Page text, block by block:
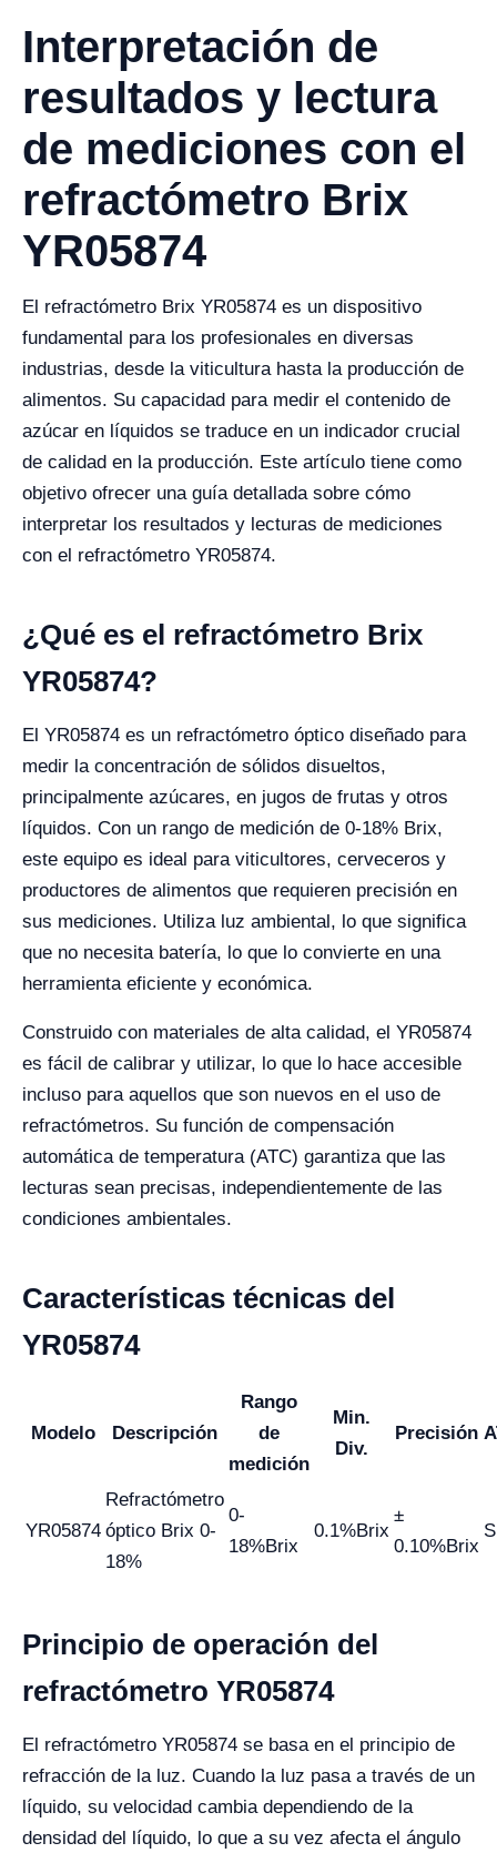
Interpretación de
resultados y lectura
de mediciones con el
refractómetro Brix
YR05874
El refractómetro Brix YR05874 es un dispositivo
fundamental para los profesionales en diversas
industrias, desde la viticultura hasta la producción de
alimentos. Su capacidad para medir el contenido de
azúcar en líquidos se traduce en un indicador crucial
de calidad en la producción. Este artículo tiene como
objetivo ofrecer una guía detallada sobre cómo
interpretar los resultados y lecturas de mediciones
con el refractómetro YR05874.
¿Qué es el refractómetro Brix
YR05874?
El YR05874 es un refractómetro óptico diseñado para
medir la concentración de sólidos disueltos,
principalmente azúcares, en jugos de frutas y otros
líquidos. Con un rango de medición de 0-18% Brix,
este equipo es ideal para viticultores, cerveceros y
productores de alimentos que requieren precisión en
sus mediciones. Utiliza luz ambiental, lo que significa
que no necesita batería, lo que lo convierte en una
herramienta eficiente y económica.
Construido con materiales de alta calidad, el YR05874
es fácil de calibrar y utilizar, lo que lo hace accesible
incluso para aquellos que son nuevos en el uso de
refractómetros. Su función de compensación
automática de temperatura (ATC) garantiza que las
lecturas sean precisas, independientemente de las
condiciones ambientales.
Características técnicas del
YR05874
Modelo Descripción
Rango
de
medición
Min.
Div.
Precisión
YR05874
Refractómetro
óptico Brix 0-
18%
0-
18%Brix
0.1%Brix
±
0.10%Brix
Principio de operación del
refractómetro YR05874
El refractómetro YR05874 se basa en el principio de
refracción de la luz. Cuando la luz pasa a través de un
líquido, su velocidad cambia dependiendo de la
densidad del líquido, lo que a su vez afecta el ángulo